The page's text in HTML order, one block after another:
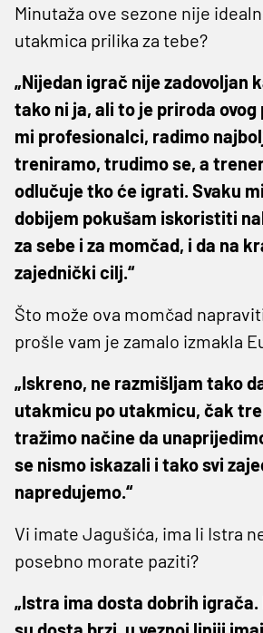
Minutaža ove sezone nije
utakmica prilika za tebe?
„Nijedan igrač nije zadovoljan
tako ni ja, ali to je priroda ovog
mi profesionalci, radimo
treniramo, trudimo se, a
odlučuje tko će igrati. Svaku
dobijem pokušam iskoristiti
za sebe i za momčad, i da na
zajednički cilj.“
Što može ova momčad
prošle vam je zamalo izmakla
„Iskreno, ne razmišljam tako
utakmicu po utakmicu, čak
tražimo načine da
se nismo iskazali i tako svi
napredujemo.“
Vi imate Jagušića, ima li Istra
posebno morate paziti?
„Istra ima dosta dobrih